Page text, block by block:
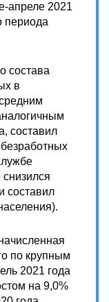
апреле 2021
периода
состава
в
составил
снизился
составил
по крупным
2021 года
на 9,0%